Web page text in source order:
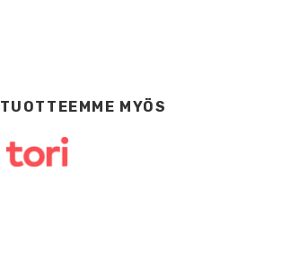
MYÖS